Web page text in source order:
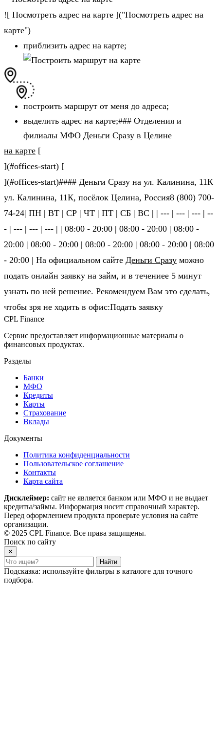
![ Посмотреть адрес на карте ]("Посмотреть адрес на
карте")
приблизить адрес на карте;
построить маршрут от меня до адреса;
выделить адрес на карте;### Отделения и
филиалы МФО Деньги Сразу в Целине
на карте [
](#offices-start) [
](#offices-start)#### Деньги Сразу на ул. Калинина, 11К
ул. Калинина, 11К, посёлок Целина, Россия8 (800) 700-
74-24| ПН | ВТ | СР | ЧТ | ПТ | СБ | ВС | | --- | --- | --- | --
- | --- | --- | --- | | 08:00 - 20:00 | 08:00 - 20:00 | 08:00 -
20:00 | 08:00 - 20:00 | 08:00 - 20:00 | 08:00 - 20:00 | 08:00
- 20:00 | На официальном сайте Деньги Сразу можно
подать онлайн заявку на займ, и в течениее 5 минут
узнать по ней решение. Рекомендуем Вам это сделать,
чтобы зря не ходить в офис:Подать заявку
CPL Finance
Сервис предоставляет информационные материалы о
финансовых продуктах.
Разделы
Банки
МФО
Кредиты
Карты
Страхование
Вклады
Документы
Политика конфиденциальности
Пользовательское соглашение
Контакты
Карта сайта
Дисклеймер: сайт не является банком или МФО и не выдает
кредиты/займы. Информация носит справочный характер.
Перед оформлением продукта проверьте условия на сайте
организации.
© 2025 CPL Finance. Все права защищены.
Поиск по сайту
✕
Найти
Подсказка: используйте фильтры в каталоге для точного
подбора.